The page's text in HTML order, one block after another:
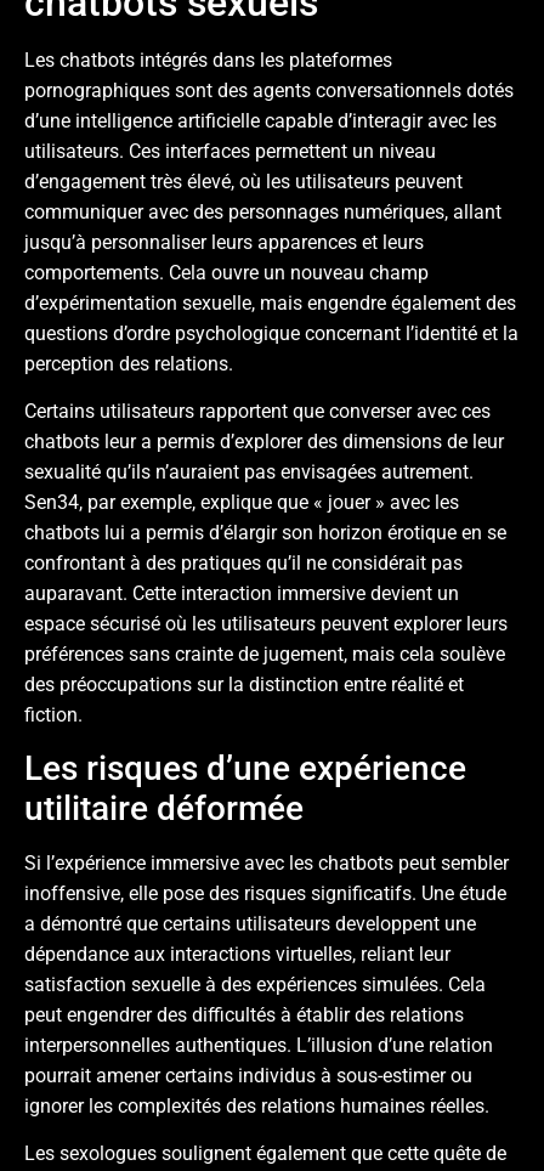
Les chatbots intégrés dans les plateformes
pornographiques sont des agents conversationnels dotés
d’une intelligence artificielle capable d’interagir avec les
utilisateurs. Ces interfaces permettent un niveau
d’engagement très élevé, où les utilisateurs peuvent
communiquer avec des personnages numériques, allant
jusqu’à personnaliser leurs apparences et leurs
comportements. Cela ouvre un nouveau champ
d’expérimentation sexuelle, mais engendre également des
questions d’ordre psychologique concernant l’identité et la
perception des relations.
Certains utilisateurs rapportent que converser avec ces
chatbots leur a permis d’explorer des dimensions de leur
sexualité qu’ils n’auraient pas envisagées autrement.
Sen34, par exemple, explique que « jouer » avec les
chatbots lui a permis d’élargir son horizon érotique en se
confrontant à des pratiques qu’il ne considérait pas
auparavant. Cette interaction immersive devient un
espace sécurisé où les utilisateurs peuvent explorer leurs
préférences sans crainte de jugement, mais cela soulève
des préoccupations sur la distinction entre réalité et
fiction.
Les risques d’une expérience
utilitaire déformée
Si l’expérience immersive avec les chatbots peut sembler
inoffensive, elle pose des risques significatifs. Une étude
a démontré que certains utilisateurs developpent une
dépendance aux interactions virtuelles, reliant leur
satisfaction sexuelle à des expériences simulées. Cela
peut engendrer des difficultés à établir des relations
interpersonnelles authentiques. L’illusion d’une relation
pourrait amener certains individus à sous-estimer ou
ignorer les complexités des relations humaines réelles.
Les sexologues soulignent également que cette quête de